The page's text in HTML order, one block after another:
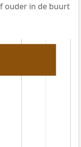
ouder in de buurt